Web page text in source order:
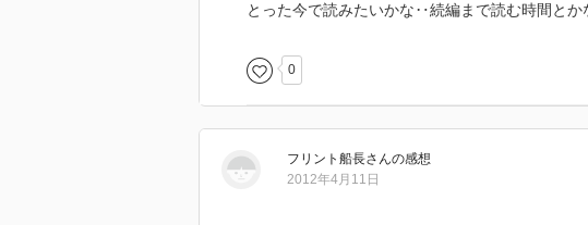
とった今で読みたいかな‥続編まで読む時間と
0
フリント船長さんの感想
2012年4月11日